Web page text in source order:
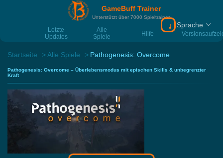
GameBuff Trainer
Unterstützt über 7000 Spieltrainer
Letzte
Updates
Alle
Spiele
Hilfe
Download
Sprache
Startseite Alle Spiele Pathogenesis: Overcome
Pathogenesis: Overcome – Überlebensmodus mit epischen Skills & unbegrenzter
Kraft